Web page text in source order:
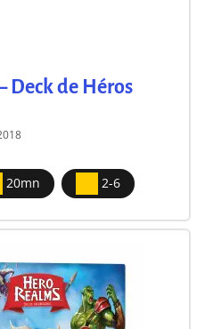
Deck de Héros
20mn 2-6